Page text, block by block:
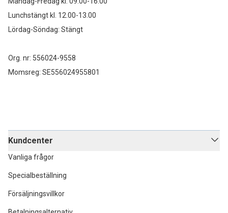
Lunchstängt kl. 12.00-13.00
Lördag-Söndag: Stängt
Org. nr: 556024-9558
Momsreg: SE556024955801
Kundcenter
Vanliga frågor
Specialbeställning
Försäljningsvillkor